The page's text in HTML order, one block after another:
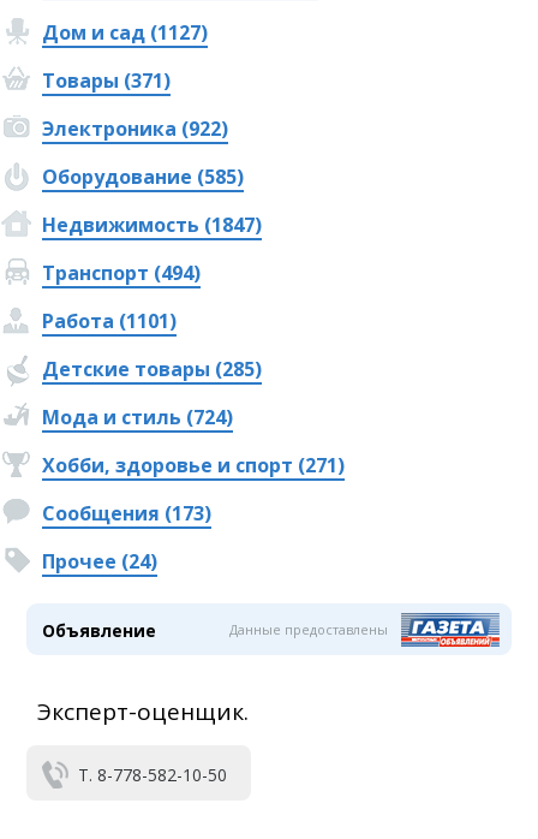
Дом и сад (1127)
Товары (371)
Электроника (922)
Оборудование (585)
Недвижимость (1847)
Транспорт (494)
Работа (1101)
Детские товары (285)
Мода и стиль (724)
Хобби, здоровье и спорт (271)
Сообщения (173)
Прочее (24)
Объявление Данные предоставлены
Эксперт-оценщик.
Т. 8-778-582-10-50